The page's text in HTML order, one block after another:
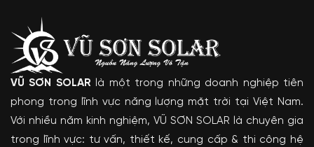
VŨ SƠN SOLAR là một trong những doanh nghiệp tiên
phong trong lĩnh vực năng lượng mặt trời tại Việt Nam.
Với nhiều năm kinh nghiệm, VŨ SƠN SOLAR là chuyên gia
trong lĩnh vực: tư vấn, thiết kế, cung cấp & thi công hệ